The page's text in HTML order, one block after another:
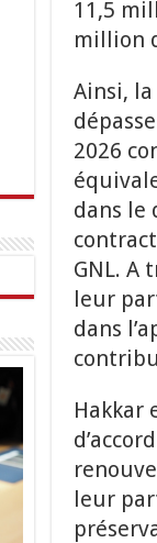
11,5
million
Ainsi,
2026
dans le
GNL. A
leur
dans
Hakkar
leur